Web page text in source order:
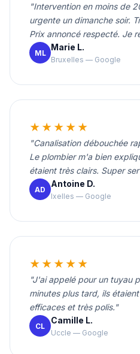
"Intervention en moins de
urgente un dimanche soir.
Prix annoncé respecté. Je
ML
Marie L.
Bruxelles — Google
★★★★★
"Canalisation débouchée
Le plombier m'a bien
étaient très clairs. Super
AD
Antoine D.
Ixelles — Google
★★★★★
"J'ai appelé pour un tuyau
minutes plus tard, ils
efficaces et très polis."
CL
Camille L.
Uccle — Google